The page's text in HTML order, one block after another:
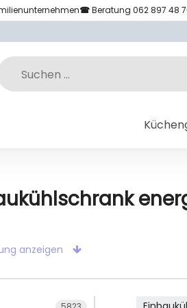
☎Beratung 062 897 48
anzeigen